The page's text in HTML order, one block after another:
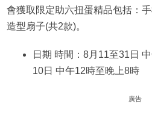
會獲取限定助六扭蛋精品包括：
造型扇子(共2款)。
日期 時間：8月11至31日
10日 中午12時至晚上8時
廣告